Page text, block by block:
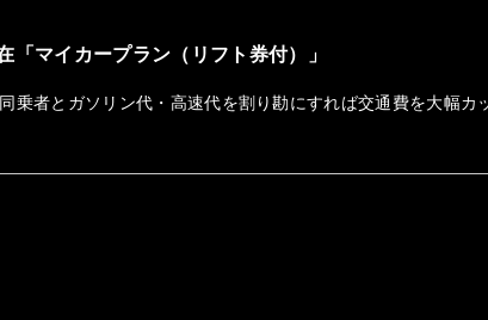
マイカープラン（リフト券付）」
乗者とガソリン代・高速代を割り勘にすれば交通費を大幅